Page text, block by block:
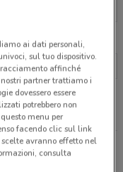
Mappa
Maggiore
ai dati personali,
sul tuo dispositivo.
affinché
partner trattiamo i
dovessero essere
potrebbero non
menu per
facendo clic sul link
avranno effetto nel
consulta